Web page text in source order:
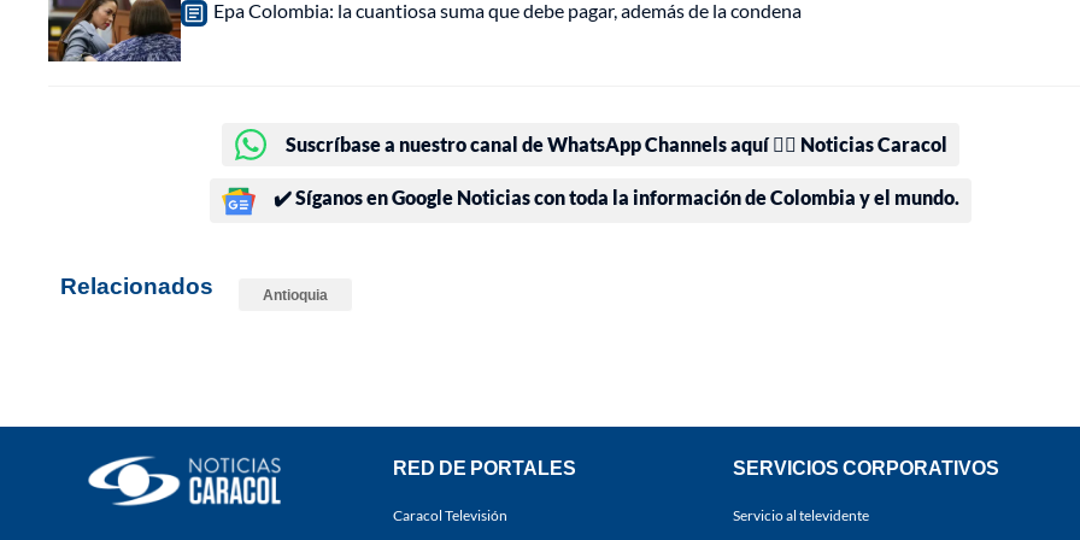
Epa Colombia: la cuantiosa suma que debe pagar, además de la condena
Suscríbase a nuestro canal de WhatsApp Channels aquí 👉🏻 Noticias Caracol
✔️ Síganos en Google Noticias con toda la información de Colombia y el mundo.
Relacionados Antioquia
RED DE PORTALES
Caracol Televisión
SERVICIOS CORPORATIVOS
Servicio al televidente